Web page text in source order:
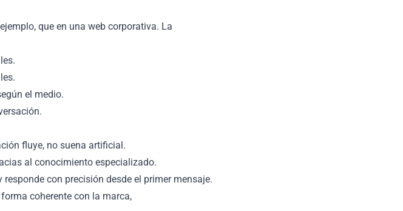
que en una web corporativa. La
el medio.
fluye, no suena artificial.
al conocimiento especializado.
responde con precisión desde el primer mensaje.
coherente con la marca,